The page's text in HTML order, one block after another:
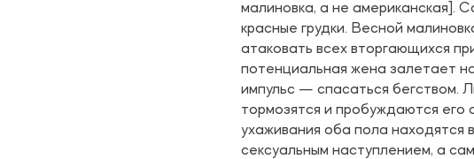
малиновка, а не американская].
красные грудки. Весной
атаковать всех вторгающихся
потенциальная жена залетает
импульс — спасаться бегством.
тормозятся и пробуждаются его
ухаживания оба пола находятся
сексуальным наступлением, а